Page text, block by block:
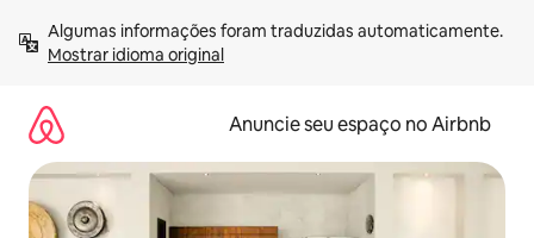
para
Mostrar idioma original
Anuncie seu espaço no Airbnb